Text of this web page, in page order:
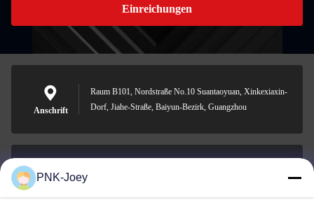
Einreichungen
Anschrift
Raum B101, Nordstraße No.10 Suantaoyuan, Xinkexiaxin-
Dorf, Jiahe-Straße, Baiyun-Bezirk, Guangzhou
E-Mail-Adresse
PNK-Joey